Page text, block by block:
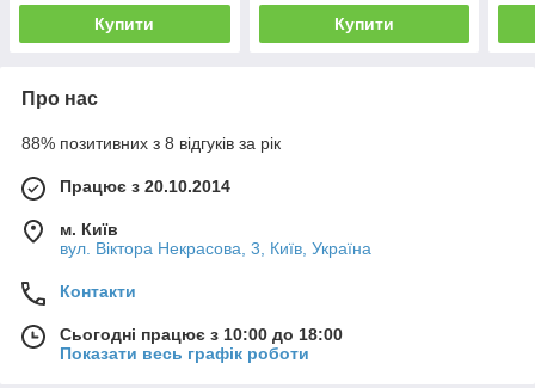
Купити Купити
Про нас
88% позитивних з 8 відгуків за рік
Працює з 20.10.2014
м. Київ
вул. Вiктора Некрасова, 3, Київ, Україна
Контакти
Сьогодні працює з 10:00 до 18:00
Показати весь графік роботи